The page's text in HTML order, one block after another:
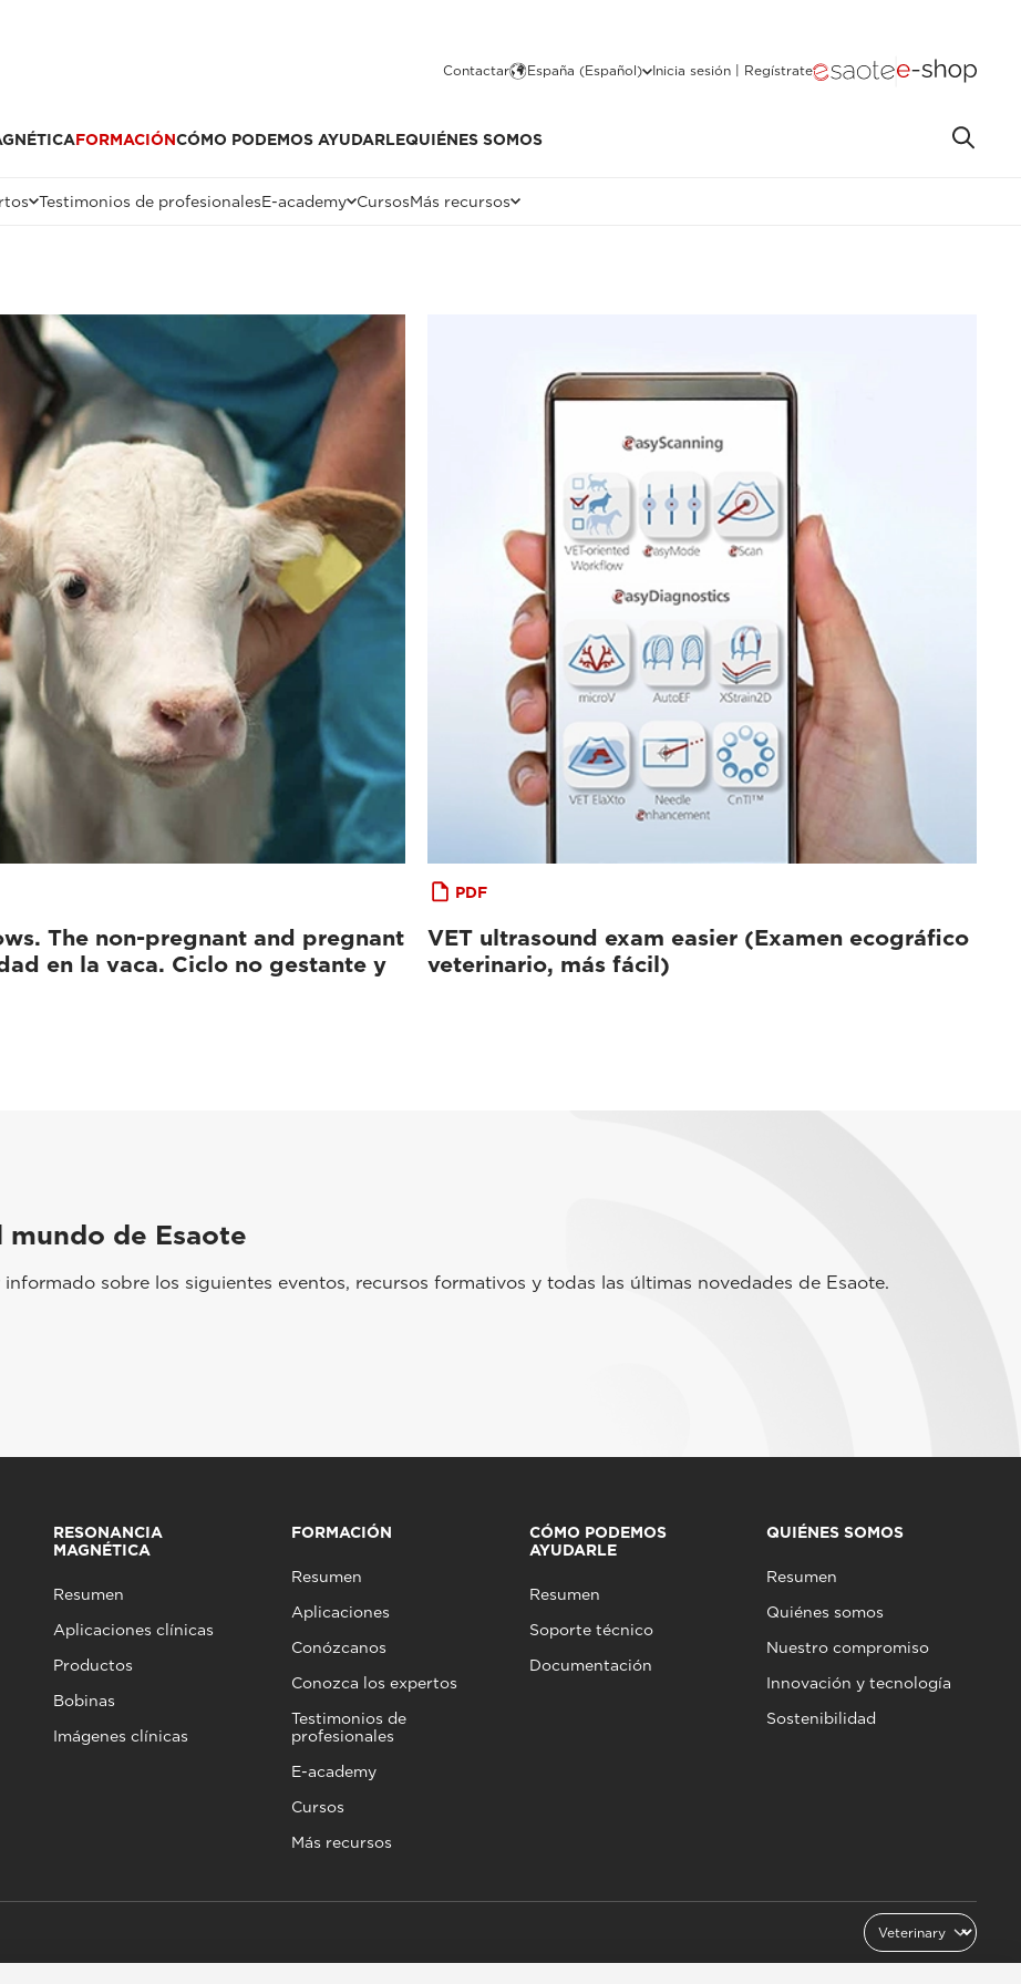
Contactar España (Español) Inicia sesión | Regístrate
FORMACIÓNCÓMO PODEMOS AYUDARLEQUIÉNES SOMOS
Testimonios de profesionalesE-academy CursosMás recursos
The non-pregnant and pregnant
en la vaca. Ciclo no gestante y
PDF
VET ultrasound exam easier (Examen ecográfico
veterinario, más fácil)
de Esaote
sobre los siguientes eventos, recursos formativos y todas las últimas novedades de Esaote.
RESONANCIA
MAGNÉTICA
Resumen
Aplicaciones clínicas
Productos
Bobinas
Imágenes clínicas
FORMACIÓN
Resumen
Aplicaciones
Conózcanos
Conozca los expertos
Testimonios de
profesionales
E-academy
Cursos
Más recursos
CÓMO PODEMOS
AYUDARLE
Resumen
Soporte técnico
Documentación
QUIÉNES SOMOS
Resumen
Quiénes somos
Nuestro compromiso
Innovación y tecnología
Sostenibilidad